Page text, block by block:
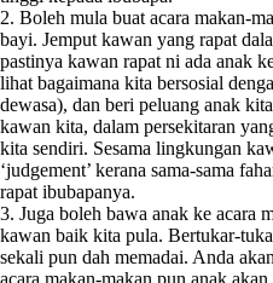
2. Boleh mula buat acara makan-
bayi. Jemput kawan yang rapat
pastinya kawan rapat ni ada anak
lihat bagaimana kita bersosial
dewasa), dan beri peluang anak
kawan kita, dalam persekitaran
kita sendiri. Sesama lingkungan
‘judgement’ kerana sama-sama
rapat ibubapanya.
3. Juga boleh bawa anak ke acara
kawan baik kita pula. Bertukar-
sekali pun dah memadai. Anda